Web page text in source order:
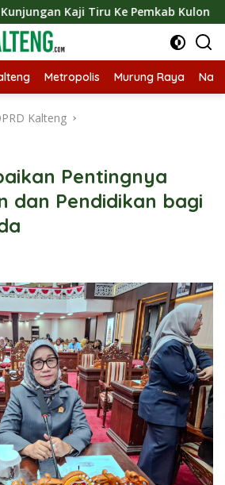
Tiru Ke Pemkab Kulon Progo
Metropolis Murung Raya
Kalteng
Pentingnya
dan Pendidikan bagi